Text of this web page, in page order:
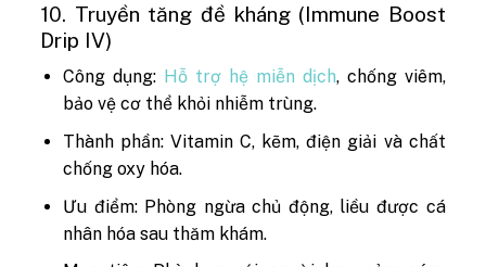
10. Truyền tăng đề kháng (Immune Boost
Drip IV)
Công dụng: Hỗ trợ hệ miễn dịch, chống viêm,
bảo vệ cơ thể khỏi nhiễm trùng.
Thành phần: Vitamin C, kẽm, điện giải và chất
chống oxy hóa.
Ưu điểm: Phòng ngừa chủ động, liều được cá
nhân hóa sau thăm khám.